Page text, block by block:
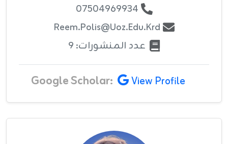
07504969934
Reem.polis@uoz.edu.krd
عدد المنشورات: 9
Google Scholar: View Profile